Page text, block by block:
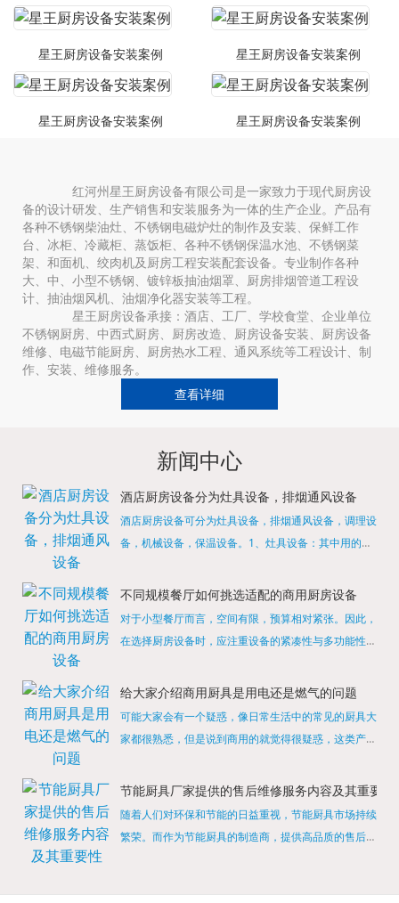
星王厨房设备安装案例 星王厨房设备安装案例
星王厨房设备安装案例 星王厨房设备安装案例
红河州星王厨房设备有限公司是一家致力于现代厨房设
备的设计研发、生产销售和安装服务为一体的生产企业。产品有
各种不锈钢柴油灶、不锈钢电磁炉灶的制作及安装、保鲜工作
台、冰柜、冷藏柜、蒸饭柜、各种不锈钢保温水池、不锈钢菜
架、和面机、绞肉机及厨房工程安装配套设备。专业制作各种
大、中、小型不锈钢、镀锌板抽油烟罩、厨房排烟管道工程设
计、抽油烟风机、油烟净化器安装等工程。
星王厨房设备承接：酒店、工厂、学校食堂、企业单位
不锈钢厨房、中西式厨房、厨房改造、厨房设备安装、厨房设备
维修、电磁节能厨房、厨房热水工程、通风系统等工程设计、制
作、安装、维修服务。
查看详细
新闻中心
酒店厨房设备分为灶具设备，排烟通风设备
酒店厨房设备可分为灶具设备，排烟通风设备，调理设
备，机械设备，保温设备。1、灶具设备：其中用的较
缺少的，经过相关检测证明的合格设备才能进行使用，
不同规模餐厅如何挑选适配的商用厨房设备
对于小型餐厅而言，空间有限，预算相对紧张。因此，
在选择厨房设备时，应注重设备的紧凑性与多功能性。
烹饪设备，既能节省空间，又能满足多样化的烹饪需
给大家介绍商用厨具是用电还是燃气的问题
可能大家会有一个疑惑，像日常生活中的常见的厨具大
家都很熟悉，但是说到商用的就觉得很疑惑，这类产品
店用的就是商用的吗?还真别说，真被大家猜对了，这
节能厨具厂家提供的售后维修服务内容及其重要性
随着人们对环保和节能的日益重视，节能厨具市场持续
繁荣。而作为节能厨具的制造商，提供高品质的售后维